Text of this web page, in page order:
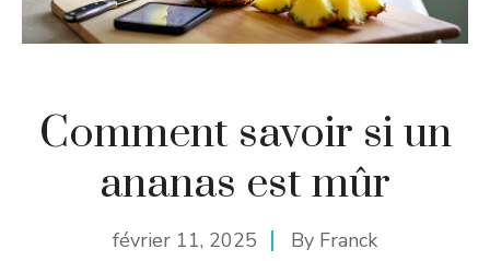
Comment savoir si un
ananas est mûr
février 11, 2025 By Franck